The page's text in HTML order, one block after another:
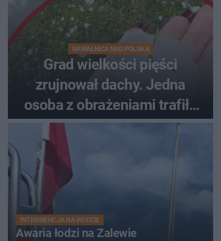
NAWAŁNICA NAD POLSKĄ
Grad wielkości pięści
zrujnował dachy. Jedna
osoba z obrażeniami trafiła
do szpitala
INTERWENCJA NA WODZIE
Awaria łodzi na Zalewie